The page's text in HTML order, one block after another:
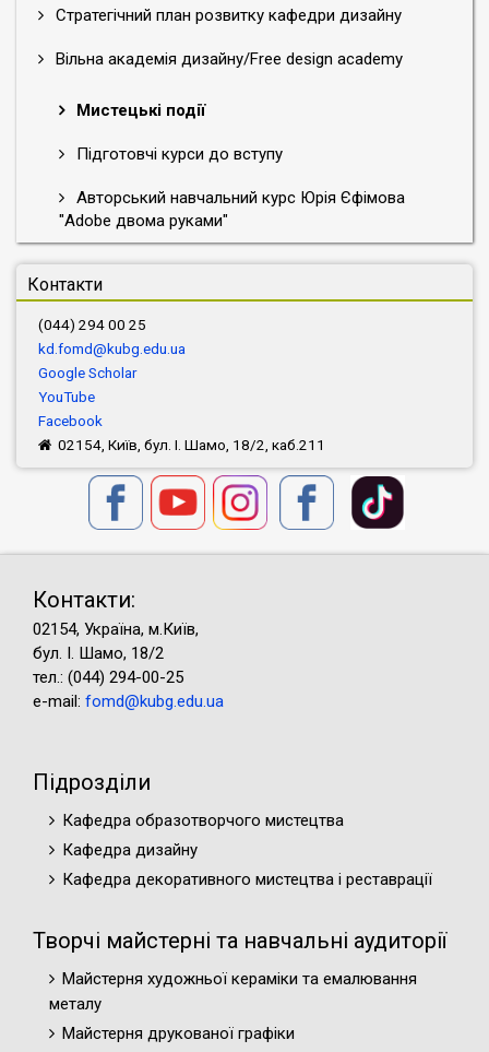
Стратегічний план розвитку кафедри дизайну
Вільна академія дизайну/Free design academy
Мистецькі події
Підготовчі курси до вступу
Авторський навчальний курс Юрія Єфімова
"Adobe двома руками"
Контакти
(044) 294 00 25
kd.fomd@kubg.edu.ua
Google Scholar
YouTube
Facebook
02154, Київ, бул. І. Шамо, 18/2, каб.211
Контакти:
02154, Україна, м.Київ,
бул. І. Шамо, 18/2
тел.: (044) 294-00-25
e-mail: fomd@kubg.edu.ua
Підрозділи
Кафедра образотворчого мистецтва
Кафедра дизайну
Кафедра декоративного мистецтва і реставрації
Творчі майстерні та навчальні аудиторії
Майстерня художньої кераміки та емалювання
металу
Майстерня друкованої графіки